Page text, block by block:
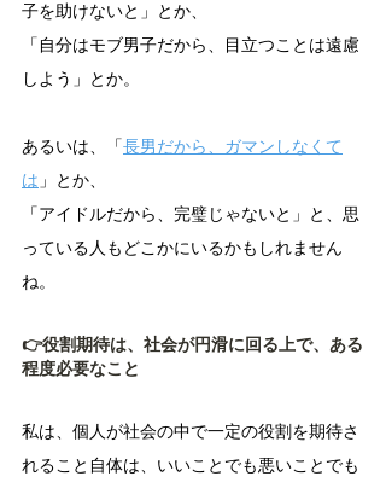
子を助けないと」とか、
「自分はモブ男子だから、目立つことは遠慮
しよう」とか。
あるいは、「長男だから、ガマンしなくて
は 」とか、
「アイドルだから、完璧じゃないと」と、思
っている人もどこかにいるかもしれません
ね。
👉役割期待は、社会が円滑に回る上で、ある
程度必要なこと
私は、個人が社会の中で一定の役割を期待さ
れること自体は、いいことでも悪いことでも